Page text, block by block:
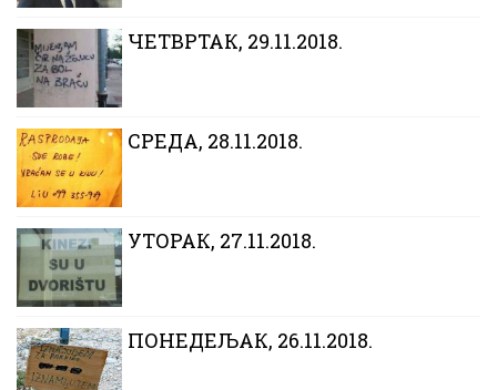
ЧЕТВРТАК, 29.11.2018.
CРЕДА, 28.11.2018.
УТОРАК, 27.11.2018.
ПОНЕДЕЉАК, 26.11.2018.